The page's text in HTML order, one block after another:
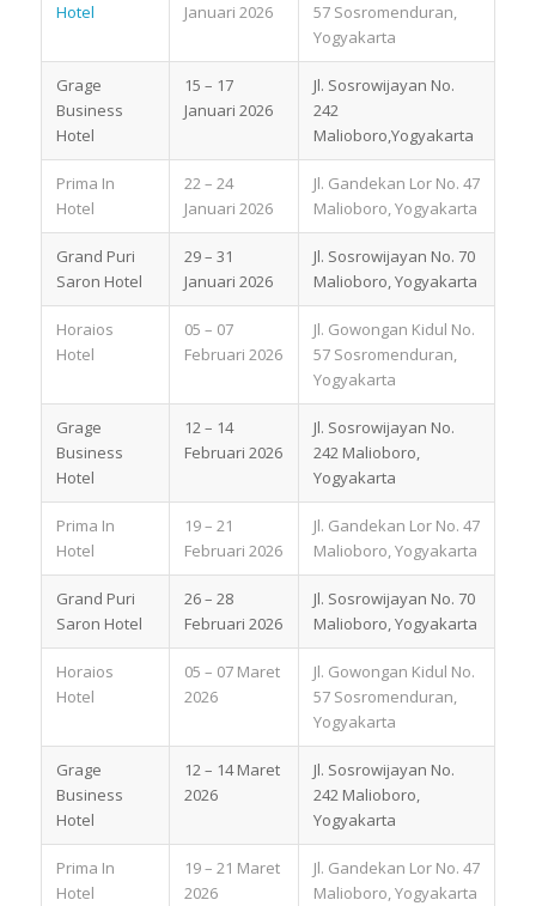
Hotel
Januari 2026
57 Sosromenduran,
Yogyakarta
Grage
Business
Hotel
15 – 17
Januari 2026
Jl. Sosrowijayan No.
242
Malioboro,Yogyakarta
Prima In
Hotel
22 – 24
Januari 2026
Jl. Gandekan Lor No. 47
Malioboro, Yogyakarta
Grand Puri
Saron Hotel
29 – 31
Januari 2026
Jl. Sosrowijayan No. 70
Malioboro, Yogyakarta
Horaios
Hotel
05 – 07
Februari 2026
Jl. Gowongan Kidul No.
57 Sosromenduran,
Yogyakarta
Grage
Business
Hotel
12 – 14
Februari 2026
Jl. Sosrowijayan No.
242 Malioboro,
Yogyakarta
Prima In
Hotel
19 – 21
Februari 2026
Jl. Gandekan Lor No. 47
Malioboro, Yogyakarta
Grand Puri
Saron Hotel
26 – 28
Februari 2026
Jl. Sosrowijayan No. 70
Malioboro, Yogyakarta
Horaios
Hotel
05 – 07 Maret
2026
Jl. Gowongan Kidul No.
57 Sosromenduran,
Yogyakarta
Grage
Business
Hotel
12 – 14 Maret
2026
Jl. Sosrowijayan No.
242 Malioboro,
Yogyakarta
Prima In
Hotel
19 – 21 Maret
2026
Jl. Gandekan Lor No. 47
Malioboro, Yogyakarta